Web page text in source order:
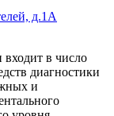
д.1А
в число
диагностики
и